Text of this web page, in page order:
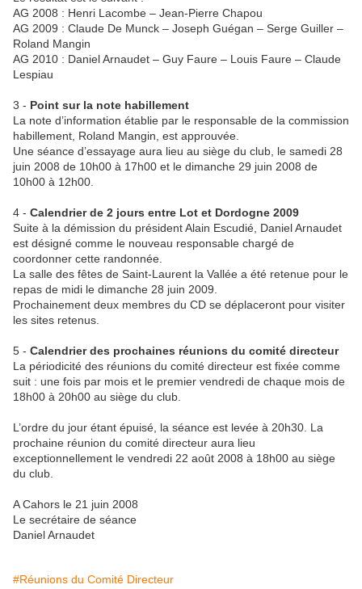
AG 2008 : Henri Lacombe – Jean-Pierre Chapou
AG 2009 : Claude De Munck – Joseph Guégan – Serge Guiller –
Roland Mangin
AG 2010 : Daniel Arnaudet – Guy Faure – Louis Faure – Claude
Lespiau
3 - Point sur la note habillement
La note d’information établie par le responsable de la commission
habillement, Roland Mangin, est approuvée.
Une séance d’essayage aura lieu au siège du club, le samedi 28
juin 2008 de 10h00 à 17h00 et le dimanche 29 juin 2008 de
10h00 à 12h00.
4 - Calendrier de 2 jours entre Lot et Dordogne 2009
Suite à la démission du président Alain Escudié, Daniel Arnaudet
est désigné comme le nouveau responsable chargé de
coordonner cette randonnée.
La salle des fêtes de Saint-Laurent la Vallée a été retenue pour le
repas de midi le dimanche 28 juin 2009.
Prochainement deux membres du CD se déplaceront pour visiter
les sites retenus.
5 - Calendrier des prochaines réunions du comité directeur
La périodicité des réunions du comité directeur est fixée comme
suit : une fois par mois et le premier vendredi de chaque mois de
18h00 à 20h00 au siège du club.
L’ordre du jour étant épuisé, la séance est levée à 20h30. La
prochaine réunion du comité directeur aura lieu
exceptionnellement le vendredi 22 août 2008 à 18h00 au siège
du club.
A Cahors le 21 juin 2008
Le secrétaire de séance
Daniel Arnaudet
#Réunions du Comité Directeur